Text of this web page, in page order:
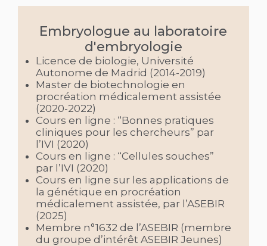
Embryologue au laboratoire
d'embryologie​
Licence de biologie, Université
Autonome de Madrid (2014-2019)
Master de biotechnologie en
procréation médicalement assistée
(2020-2022)
Cours en ligne : “Bonnes pratiques
cliniques pour les chercheurs” par
l’IVI (2020)
Cours en ligne : “Cellules souches”
par l’IVI (2020)
Cours en ligne sur les applications de
la génétique en procréation
médicalement assistée, par l’ASEBIR
(2025)
Membre n°1632 de l’ASEBIR (membre
du groupe d’intérêt ASEBIR Jeunes)